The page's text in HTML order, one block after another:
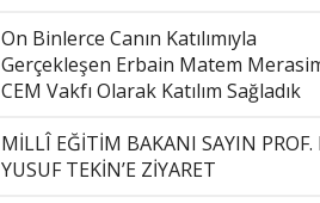
On Binlerce Canın Katılımıyla
Gerçekleşen Erbain Matem
CEM Vakfı Olarak Katılım Sağladık
MİLLÎ EĞİTİM BAKANI SAYIN PROF.
YUSUF TEKİN’E ZİYARET